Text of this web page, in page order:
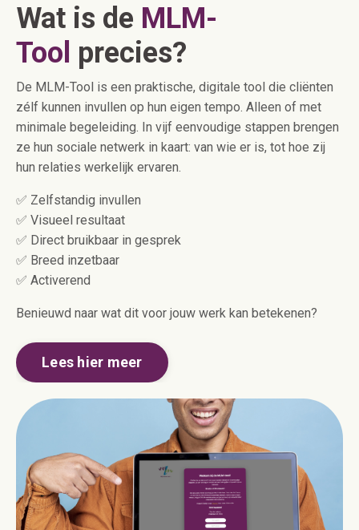
Wat is de MLM-
Tool precies?
De MLM-Tool is een praktische, digitale tool die cliënten
zélf kunnen invullen op hun eigen tempo. Alleen of met
minimale begeleiding. In vijf eenvoudige stappen brengen
ze hun sociale netwerk in kaart: van wie er is, tot hoe zij
hun relaties werkelijk ervaren.
✅ Zelfstandig invullen
✅ Visueel resultaat
✅ Direct bruikbaar in gesprek
✅ Breed inzetbaar
✅ Activerend
Benieuwd naar wat dit voor jouw werk kan betekenen?
Lees hier meer